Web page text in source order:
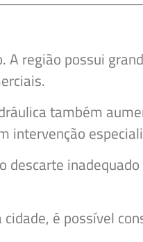
região possui
também
intervenção
é possível